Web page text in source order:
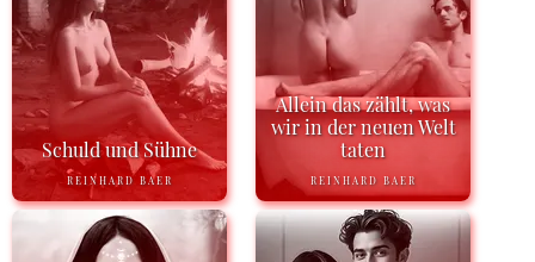
Schuld und Sühne
REINHARD BAER
Allein das zählt, was
wir in der neuen Welt
taten
REINHARD BAER